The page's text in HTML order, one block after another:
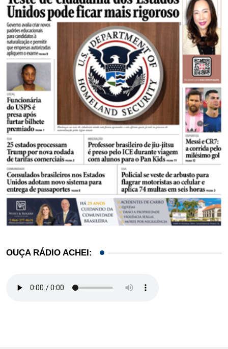
OUÇA RÁDIO ACHEI: